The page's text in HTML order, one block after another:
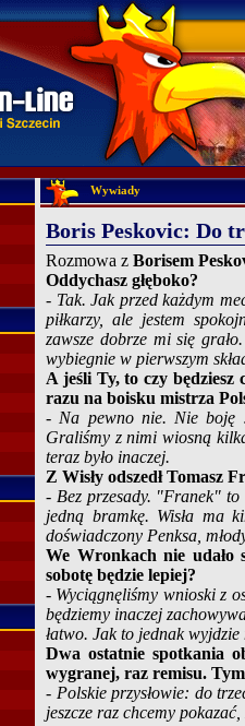
Wywiady
Boris Peskovic: Do
Rozmowa z Borisem
Oddychasz głęboko?
- Tak. Jak przed każdym
piłkarzy, ale jestem
zawsze dobrze mi się
wybiegnie w pierwszym
A jeśli Ty, to czy będziesz
razu na boisku mistrza
- Na pewno nie. Nie boję
Graliśmy z nimi wiosną
teraz było inaczej.
Z Wisły odszedł Tomasz
- Bez przesady. "Franek"
jedną bramkę. Wisła ma
doświadczony Penksa,
We Wronkach nie udało
sobotę będzie lepiej?
- Wyciągnęliśmy wnioski z
będziemy inaczej
łatwo. Jak to jednak
Dwa ostatnie spotkania
wygranej, raz remisu.
- Polskie przysłowie: do
jeszcze raz chcemy